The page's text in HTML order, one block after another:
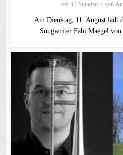
vor 13 Stunden von
Am Dienstag, 11. August lädt
Songwriter Fabi Maegel